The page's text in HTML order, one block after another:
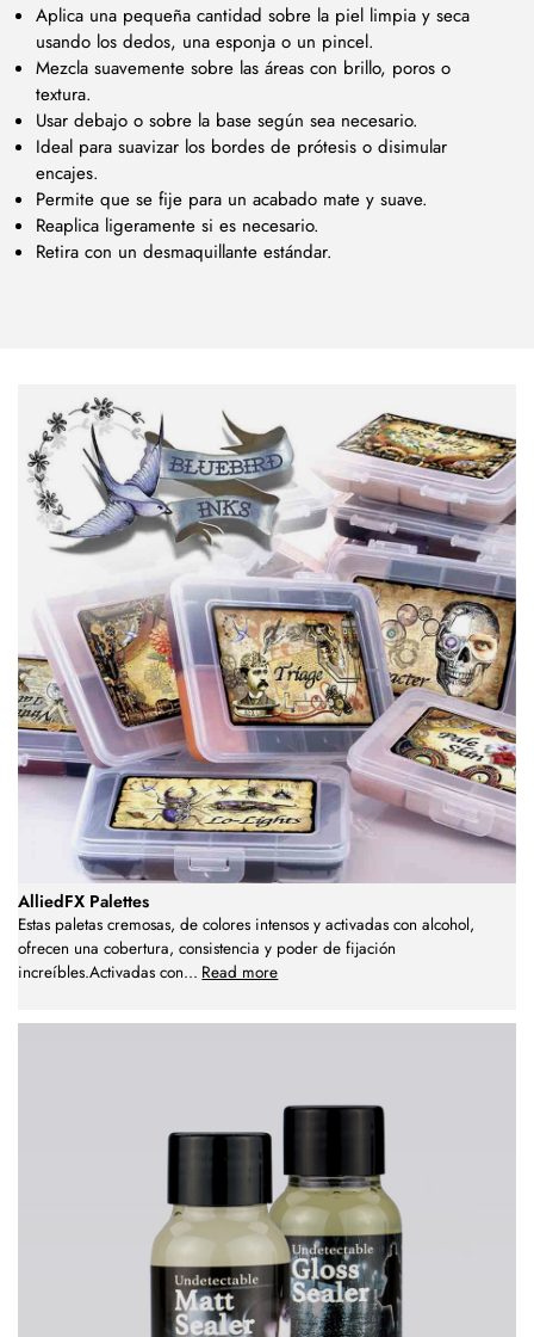
Aplica una pequeña cantidad sobre la piel limpia y seca
usando los dedos, una esponja o un pincel.
Mezcla suavemente sobre las áreas con brillo, poros o
textura.
Usar debajo o sobre la base según sea necesario.
Ideal para suavizar los bordes de prótesis o disimular
encajes.
Permite que se fije para un acabado mate y suave.
Reaplica ligeramente si es necesario.
Retira con un desmaquillante estándar.
AlliedFX Palettes
Estas paletas cremosas, de colores intensos y activadas con alcohol,
ofrecen una cobertura, consistencia y poder de fijación
increíbles.Activadas con... Read more